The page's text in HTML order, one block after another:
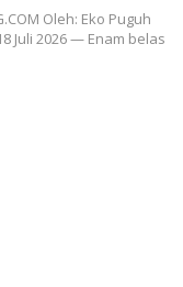
Oleh: Eko Puguh
Juli 2026 — Enam belas